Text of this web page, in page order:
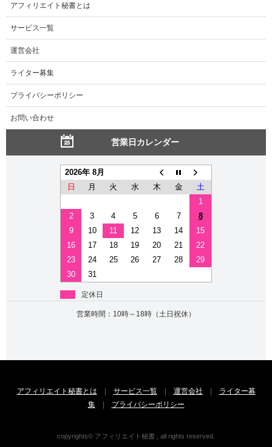
アフィリエイト秘書とは
サービス一覧
運営会社
ライター募集
プライバシーポリシー
お問い合わせ
営業日カレンダー
2026年 8月
日
月 火 水 木 金
土
1
2
3 4 5 6 7
8
9
10 11 12 13 14
15
16
17 18 19 20 21
22
23
24 25 26 27 28
29
30
31
定休日
営業時間：10時～18時（土日祝休）
アフィリエイト秘書とは | サービス一覧| 運営会社 |
ライター募
集| プライバシーポリシー
copyrights© アフィリエイト秘書 , all rights reserved.